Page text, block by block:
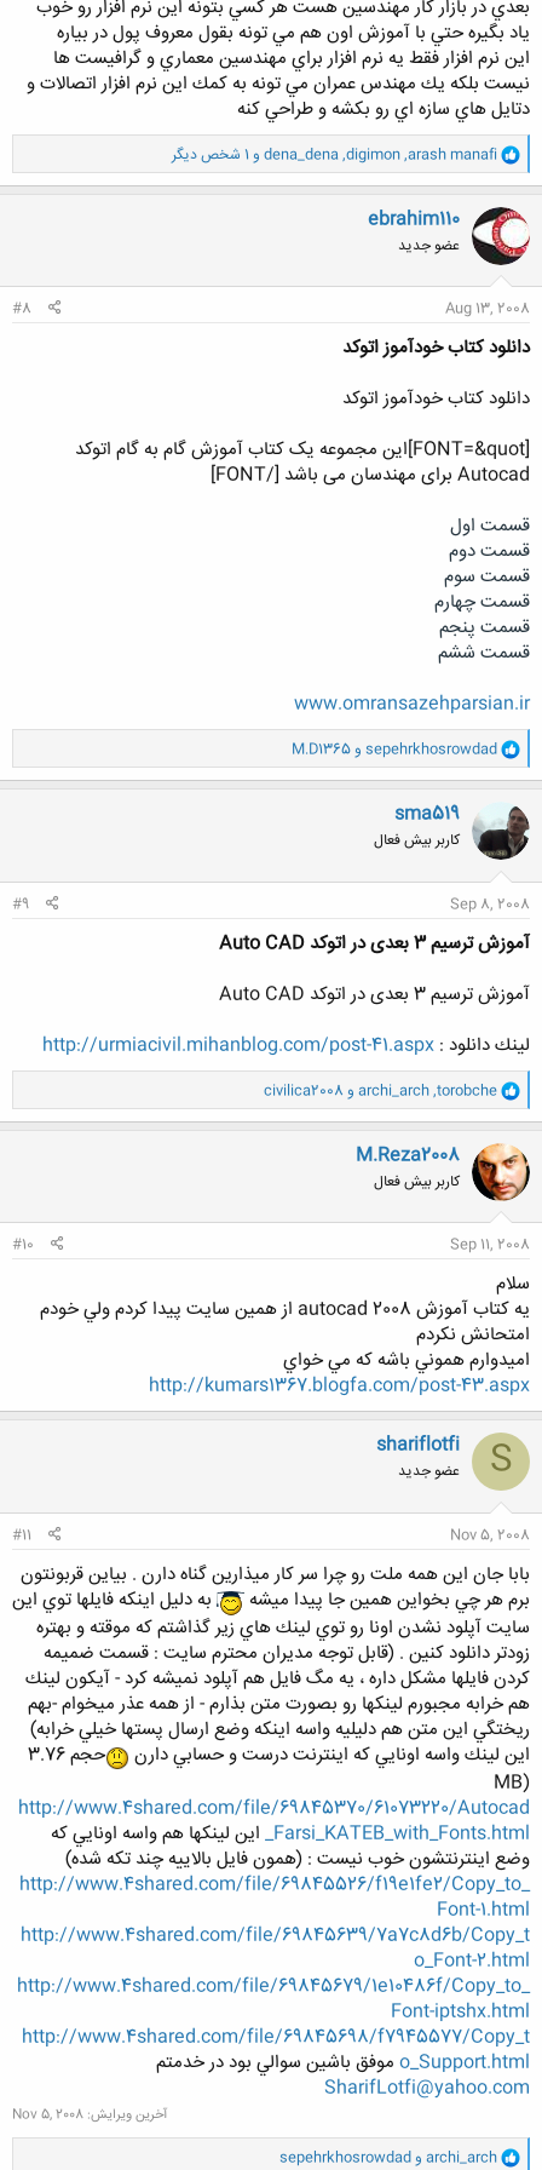
بعدي در بازار كار مهندسين هست هر كسي بتونه اين نرم افزار رو خوب
ياد بگيره حتي با آموزش اون هم مي تونه بقول معروف پول در بياره
اين نرم افزار فقط يه نرم افزار براي مهندسين معماري و گرافيست ها
نيست بلكه يك مهندس عمران مي تونه به كمك اين نرم افزار اتصالات و
دتايل هاي سازه اي رو بكشه و طراحي كنه
و
ا
ک
ن
ش
ه
ا
arash manafi
,
digimon
,
dena_dena و 1 شخص دیگر
ebrahim110
عضو جدید
Aug 13, 2008
#8
دانلود کتاب خودآموز اتوکد
دانلود کتاب خودآموز اتوکد
[FONT=&quot]این مجموعه یک کتاب آموزش گام به گام اتوکد
Autocad برای مهندسان می باشد [/FONT]
قسمت اول
قسمت دوم
قسمت سوم
قسمت چهارم
قسمت پنجم
قسمت ششم
www.omransazehparsian.ir
و
ا
ک
ش
ه
ا
sepehrkhosrowdad وM.D1365
sma519
کاربر بیش فعال
Sep 8, 2008
#9
آموزش ترسیم 3 بعدی در اتوکد Auto CAD
آموزش ترسیم 3 بعدی در اتوکد Auto CAD
لینك دانلود : http://urmiacivil.mihanblog.com/post-41.aspx
و
ا
ک
ن
ش
ه
ا
torobche
,
archi_arch و civilica2008
M.Reza2008
کاربر بیش فعال
Sep 11, 2008
#10
سلام
يه كتاب آموزش autocad 2008 از همين سايت پيدا كردم ولي خودم
امتحانش نكردم
اميدوارم هموني باشه كه مي خواي
http://kumars1367.blogfa.com/post-43.aspx
S
shariflotfi
عضو جدید
Nov 5, 2008
#11
بابا جان اين همه ملت رو چرا سر كار ميذارين گناه دارن . بياين قربونتون
برم هر چي بخواين همين جا پيدا ميشه
به دليل اينكه فايلها توي اين
سايت آپلود نشدن اونا رو توي لينك هاي زير گذاشتم كه موقته و بهتره
زودتر دانلود كنين . ‌(قابل توجه مديران محترم سايت : قسمت ضميمه
كردن فايلها مشكل داره ، يه مگ فايل هم آپلود نميشه كرد - آيكون لينك
هم خرابه مجبورم لينكها رو بصورت متن بذارم - از همه عذر ميخوام -بهم
ريختگي اين متن هم دليليه واسه اينكه وضع ارسال پستها خيلي خرابه)
اين لينك واسه اونايي كه اينترنت درست و حسابي دارن
حجم 3.76
MB)
http://www.4shared.com/file/69845370/61073220/Autocad
_Farsi_KATEB_with_Fonts.html اين لينكها هم واسه اونايي كه
وضع اينترنتشون خوب نيست : (همون فايل بالاييه چند تكه شده)
http://www.4shared.com/file/69845526/f19e1fe2/Copy_to_
Font-1.html
http://www.4shared.com/file/69845639/7a7c8d6b/Copy_t
o_Font-2.html
http://www.4shared.com/file/69845679/1e10486f/Copy_to_
Font-iptshx.html
http://www.4shared.com/file/69845698/f7945577/Copy_t
o_Support.html موفق باشين سوالي بود در خدمتم
SharifLotfi@yahoo.com
آخرین ویرایش: Nov 5, 2008
و
archi_arch وsepehrkhosrowdad